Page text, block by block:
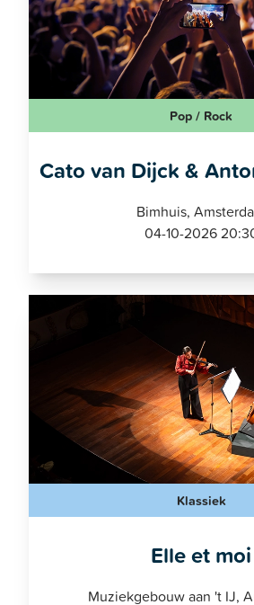
Pop / Rock
Cato van Dijck &
Bimhuis,
04-10-2026
Klassiek
Elle et moi
Muziekgebouw aan 't IJ,